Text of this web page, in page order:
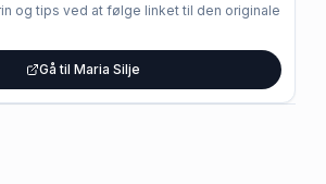
og tips ved at følge linket til den originale
Gå til Maria Silje